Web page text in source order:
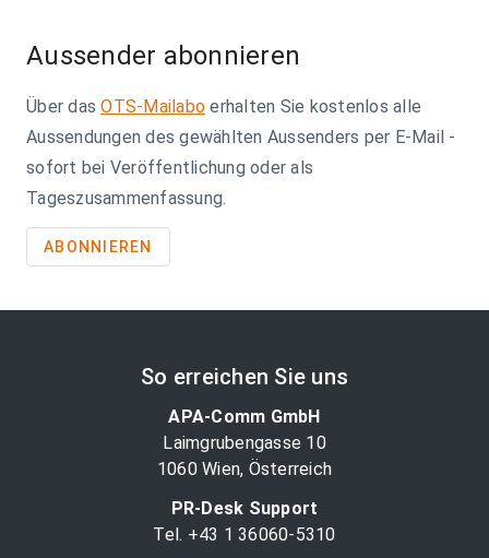
Aussender abonnieren
Über dasOTS-Mailabo erhalten Sie kostenlos alle
Aussendungen des gewählten Aussenders per E-Mail -
sofort bei Veröffentlichung oder als
Tageszusammenfassung.
ABONNIEREN
So erreichen Sie uns
APA-Comm GmbH
Laimgrubengasse 10
1060 Wien, Österreich
PR-Desk Support
Tel. +43 1 36060-5310